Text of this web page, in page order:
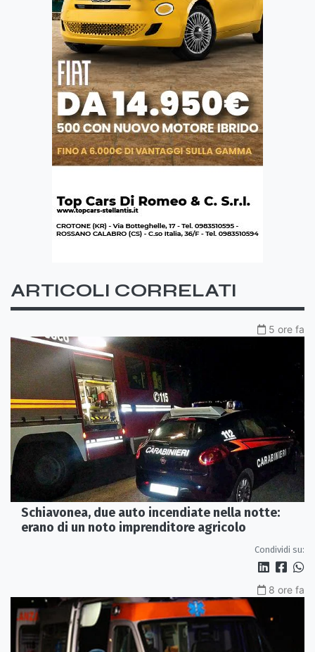
ARTICOLI CORRELATI
5 ore fa
Schiavonea, due auto incendiate nella notte:
erano di un noto imprenditore agricolo
Condividi su:
8 ore fa